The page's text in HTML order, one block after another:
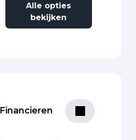
Alle opties
bekijken
Financieren